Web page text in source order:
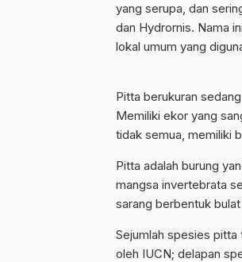
yang serupa, dan
dan Hydrornis. Nama
lokal umum yang
Pitta berukuran
Memiliki ekor yang
tidak semua, memiliki
Pitta adalah burung
mangsa invertebrata
sarang berbentuk
Sejumlah spesies pitta
oleh IUCN; delapan